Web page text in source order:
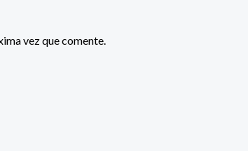
vez que comente.